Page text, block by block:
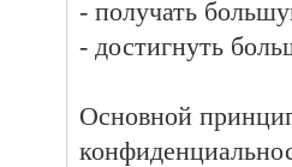
- получать
- достигнуть
Основной